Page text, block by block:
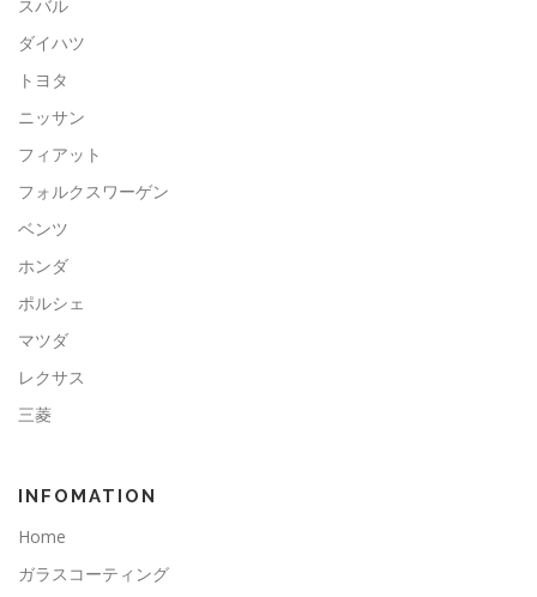
スバル
ダイハツ
トヨタ
ニッサン
フィアット
フォルクスワーゲン
ベンツ
ホンダ
ポルシェ
マツダ
レクサス
三菱
INFOMATION
Home
ガラスコーティング